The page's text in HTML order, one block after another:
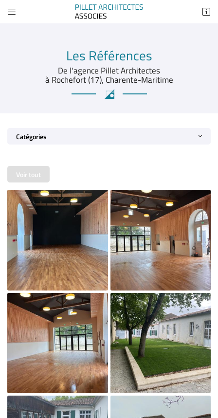
 
26 Avenue Marcel Dassault
 Recopier le code ci-contre
Rafraîchir le captcha
En cochant cette case, vous consentez à recevoir nos propositions commerciales à
l'adresse email indiqué ci-dessus. Vous pouvez vous désinscrire à tout moment en
utilisantle formulaire de désinscription.
Inscription
Les Références
De l'agence Pillet Architectes
à Rochefort (17), Charente-Maritime
Catégories
Voir tout

Agrandir la photo